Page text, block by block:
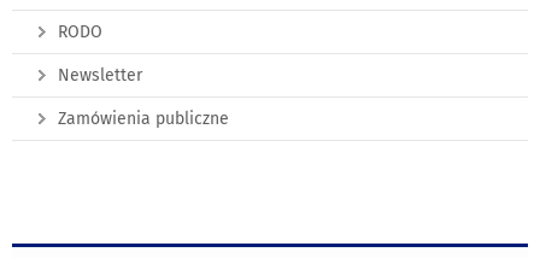
RODO
Newsletter
Zamówienia publiczne